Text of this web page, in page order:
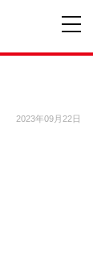
2023年09月22日